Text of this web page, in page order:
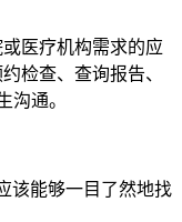
医疗机构需求的应
检查、查询报告、
沟通。
该能够一目了然地找